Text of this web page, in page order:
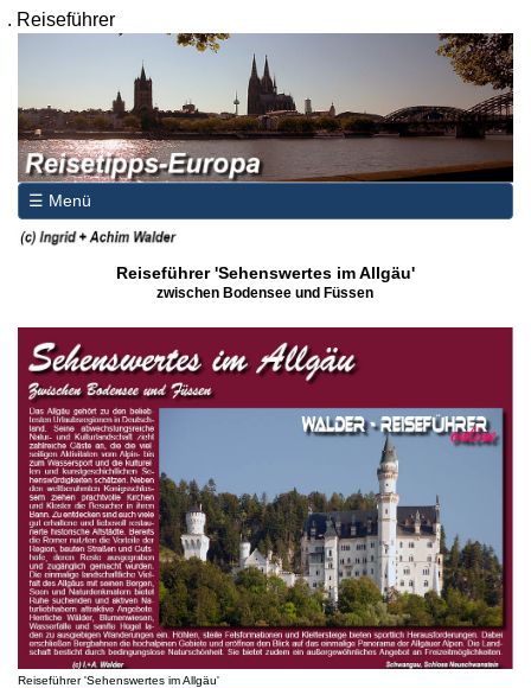
. Reiseführer
☰ Menü
Reiseführer 'Sehenswertes im Allgäu'
zwischen Bodensee und Füssen
Reiseführer 'Sehenswertes im Allgäu'